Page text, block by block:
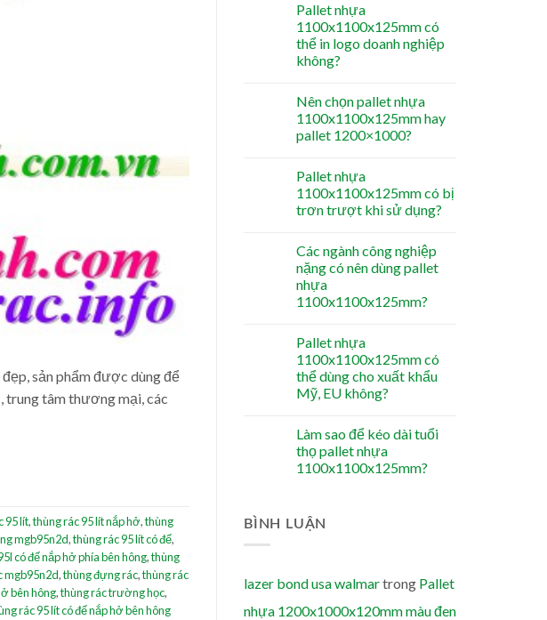
sản phẩm được dùng để
trung tâm thương mại, các
95 lít,thùng rác 95 lít nắp hở,thùng
mgb95n2d,thùng rác 95 lít có đế,
có đế nắp hở phía bên hông,thùng
mgb95n2d,thùng đựng rác,thùng rác
bên hông,thùng rác trường học,
rác 95 lít có đế nắp hở bên hông
Pallet nhựa
1100x1100x125mm có
thể in logo doanh nghiệp
không?
Nên chọn pallet nhựa
1100x1100x125mm hay
pallet 1200×1000?
Pallet nhựa
1100x1100x125mm có bị
trơn trượt khi sử dụng?
Các ngành công nghiệp
nặng có nên dùng pallet
nhựa
1100x1100x125mm?
Pallet nhựa
1100x1100x125mm có
thể dùng cho xuất khẩu
Mỹ, EU không?
Làm sao để kéo dài tuổi
thọ pallet nhựa
1100x1100x125mm?
BÌNH LUẬN
lazer bond usa walmartrong Pallet
nhựa 1200x1000x120mm màu đen